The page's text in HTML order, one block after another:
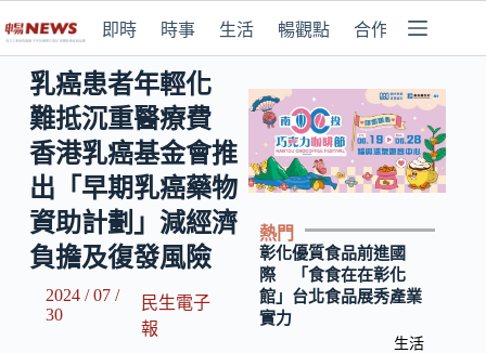
即時 時事 生活 暢觀點 合作媒體
乳癌患者年輕化
難抵沉重醫療費
香港乳癌基金會推
出「早期乳癌藥物
資助計劃」減經濟
負擔及復發風險
2024 / 07 /
30
民生電子
報
熱門
彰化優質食品前進國
際 「食食在在彰化
館」台北食品展秀產業
實力
生活